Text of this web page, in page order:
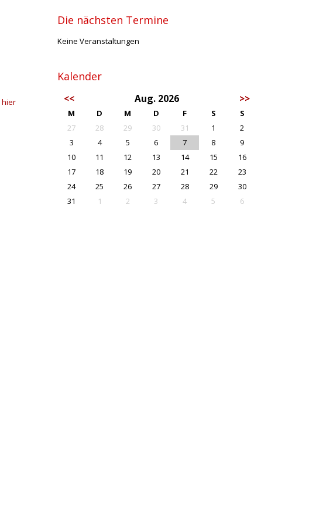
hier
Die nächsten Termine
Keine Veranstaltungen
Kalender
<< Aug. 2026 >>
M D M D F S
S
27
28 29 30 31 1
2
3
4 5 6 7 8
9
10
11 12 13 14 15
16
17
18 19 20 21 22
23
24
25 26 27 28 29
30
31
1 2 3 4 5 6